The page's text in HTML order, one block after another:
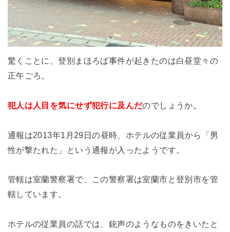
驚くことに、登別まほろば事件が起きたのは白昼堂々の
正午ごろ。
犯人は人目を気にせず犯行に及んだのでしょうか。
通報は2013年1月29日の昼時、ホテルの従業員から「男
性が撃たれた」という通報が入ったようです。
管轄は室蘭警察署で、この警察署は室蘭市と登別市を管
轄しています。
ホテルの従業員の話では、銃声のようなものをきいたと